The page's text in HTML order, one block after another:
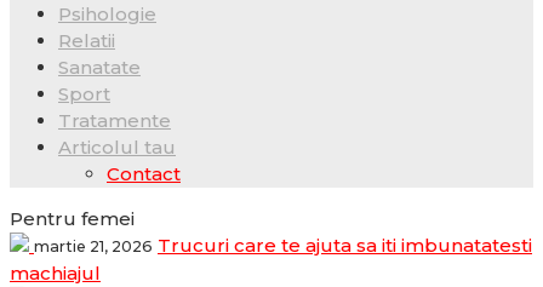
Psihologie
Relatii
Sanatate
Sport
Tratamente
Articolul tau
Contact
Pentru femei
martie 21, 2026 Trucuri care te ajuta sa iti imbunatatesti
machiajul